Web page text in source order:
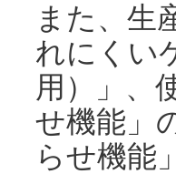
また、生
れにくい
用）」、
せ機能」
らせ機能